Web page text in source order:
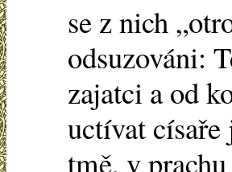
se z nich
odsuzováni:
zajatci a od
uctívat císaře
tmě, v